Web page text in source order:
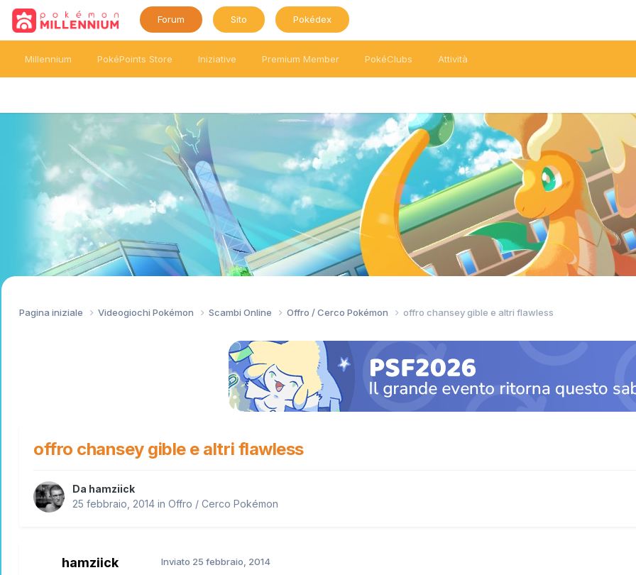
Forum Sito Pokédex
Millennium PokéPoints Store Iniziative Premium Member PokéClubs Attività
Pagina iniziale Videogiochi Pokémon Scambi Online Offro / Cerco Pokémon offro chansey gible e altri flawless
offro chansey gible e altri flawless
Da hamziick
25 febbraio, 2014 in Offro / Cerco Pokémon
hamziick Inviato 25 febbraio, 2014